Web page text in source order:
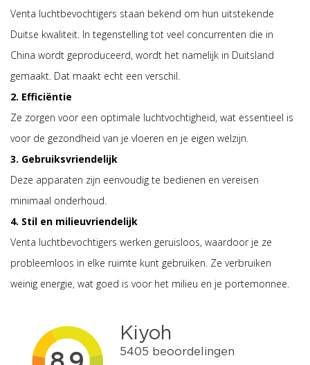
Venta luchtbevochtigers staan bekend om hun uitstekende
Duitse kwaliteit. In tegenstelling tot veel concurrenten die in
China wordt geproduceerd, wordt het namelijk in Duitsland
gemaakt. Dat maakt echt een verschil.
2. Efficiëntie
Ze zorgen voor een optimale luchtvochtigheid, wat essentieel is
voor de gezondheid van je vloeren en je eigen welzijn.
3. Gebruiksvriendelijk
Deze apparaten zijn eenvoudig te bedienen en vereisen
minimaal onderhoud.
4. Stil en milieuvriendelijk
Venta luchtbevochtigers werken geruisloos, waardoor je ze
probleemloos in elke ruimte kunt gebruiken. Ze verbruiken
weinig energie, wat goed is voor het milieu en je portemonnee.